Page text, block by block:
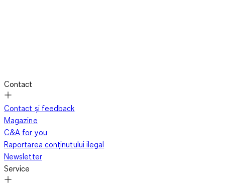
Contact
Contact și feedback
Magazine
C&A for you
Raportarea conținutului ilegal
Newsletter
Service